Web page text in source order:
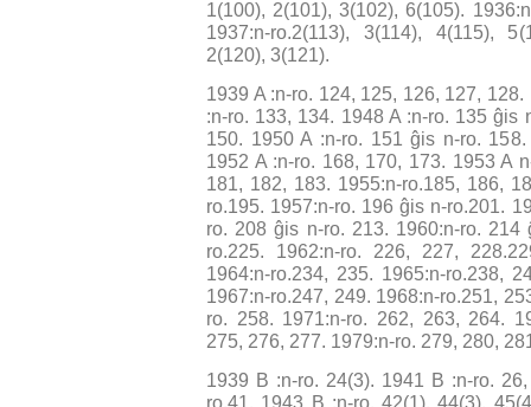
1(100), 2(101), 3(102), 6(105).
1937:n-ro.2(113), 3(114), 4(115),
2(120), 3(121).
1939 A :n-ro. 124, 125, 126, 127,
:n-ro. 133, 134. 1948 A :n-ro. 135 ĝis
150. 1950 A :n-ro. 151 ĝis n-ro.
1952 A :n-ro. 168, 170, 173. 1953 A
181, 182, 183. 1955:n-ro.185, 186,
ro.195. 1957:n-ro. 196 ĝis n-ro.201.
ro. 208 ĝis n-ro. 213. 1960:n-ro.
ro.225. 1962:n-ro. 226, 227,
1964:n-ro.234, 235. 1965:n-ro.238,
1967:n-ro.247, 249. 1968:n-ro.251,
ro. 258. 1971:n-ro. 262, 263, 264.
275, 276, 277. 1979:n-ro. 279, 280,
1939 B :n-ro. 24(3). 1941 B :n-ro.
ro.41. 1943 B :n-ro. 42(1), 44(3),